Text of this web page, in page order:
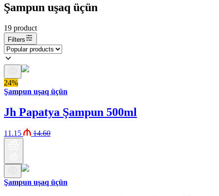
Şampun uşaq üçün
19 product
Filters
24%
Şampun uşaq üçün
Jh Papatya Şampun 500ml
11.15 14.60
Şampun uşaq üçün